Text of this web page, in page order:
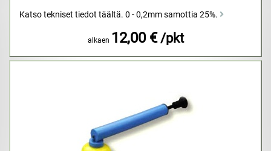
Katso tekniset tiedot täältä. 0 - 0,2mm samottia 25%.
alkaen 12,00 € /pkt